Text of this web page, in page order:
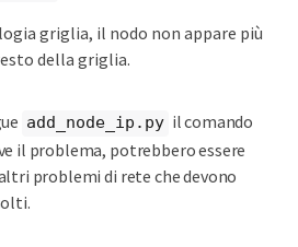
griglia, il nodo non appare più
della griglia.
add_node_ip.py il comando
il problema, potrebbero essere
problemi di rete che devono